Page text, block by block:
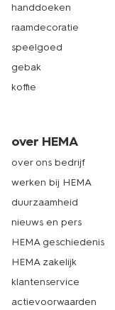
handdoeken
raamdecoratie
speelgoed
gebak
koffie
over HEMA
over ons bedrijf
werken bij HEMA
duurzaamheid
nieuws en pers
HEMA geschiedenis
HEMA zakelijk
klantenservice
actievoorwaarden